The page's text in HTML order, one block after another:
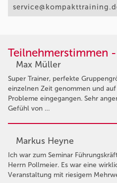
Teilnehmerstimmen
Max Müller
Super Trainer, perfekte
einzelnen Zeit genommen und
Probleme eingegangen. Sehr
Gefühl von …
Markus Heyne
Ich war zum Seminar
Herrn Pollmeier. Es war eine
Veranstaltung mit riesigem